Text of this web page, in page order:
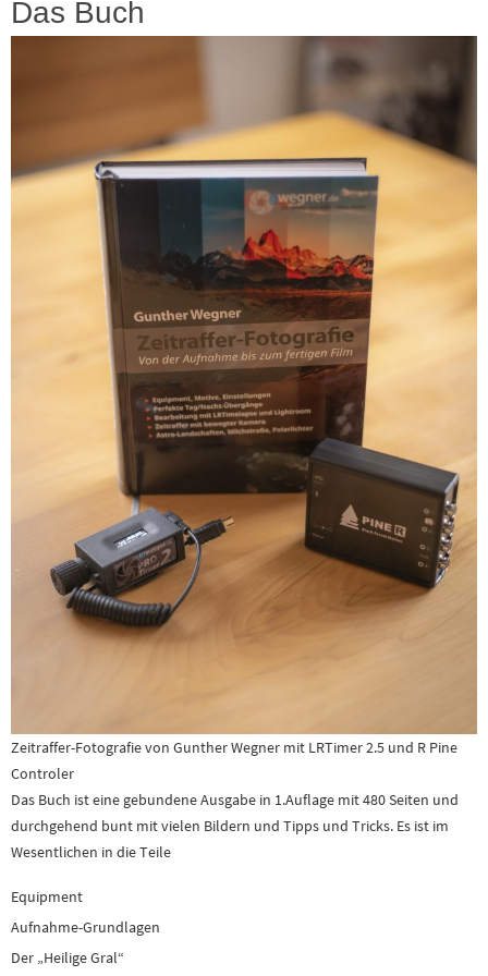
Das Buch
Zeitraffer-Fotografie von Gunther Wegner mit LRTimer 2.5 und R Pine
Controler
Das Buch ist eine gebundene Ausgabe in 1.Auflage mit 480 Seiten und
durchgehend bunt mit vielen Bildern und Tipps und Tricks. Es ist im
Wesentlichen in die Teile
Equipment
Aufnahme-Grundlagen
Der „Heilige Gral“